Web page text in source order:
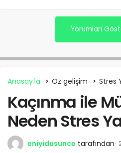
Yorumları
Anasayfa Öz gelişim Stres
Kaçınma ile
Neden Stres
eniyidusunce tarafından